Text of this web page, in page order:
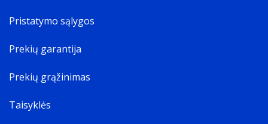
Pristatymo sąlygos
Prekių garantija
Prekių grąžinimas
Taisyklės